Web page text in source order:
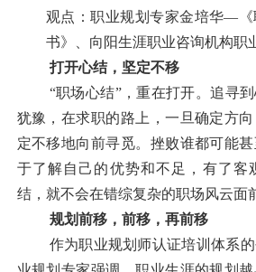
观点：职业规划专家金培华—《
书》、向阳生涯职业咨询机构职
打开心结，坚定不移
“职场心结”，重在打开。追寻
犹豫，在求职的路上，一旦确定方
定不移地向前寻觅。挫败谁都可能
于了解自己的优势和不足，有了客
结，就不会在错综复杂的职场风云面
规划前移，前移，再前移
作为职业规划师认证培训体系